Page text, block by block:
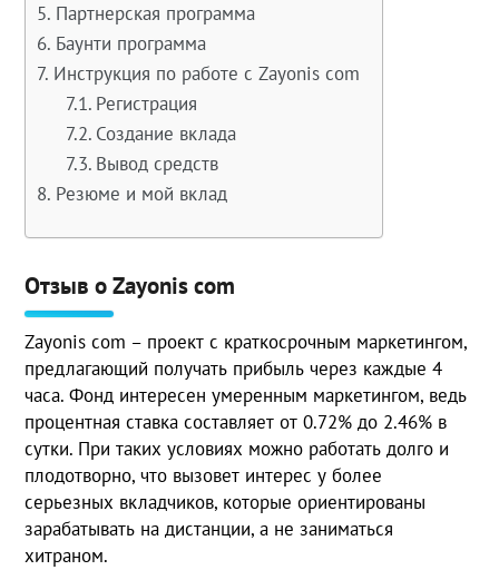
Партнерская программа
Баунти программа
Инструкция по работе с Zayonis com
Регистрация
Создание вклада
Вывод средств
Резюме и мой вклад
Отзыв о Zayonis com
Zayonis com – проект с краткосрочным маркетингом,
предлагающий получать прибыль через каждые 4
часа. Фонд интересен умеренным маркетингом, ведь
процентная ставка составляет от 0.72% до 2.46% в
сутки. При таких условиях можно работать долго и
плодотворно, что вызовет интерес у более
серьезных вкладчиков, которые ориентированы
зарабатывать на дистанции, а не заниматься
хитраном.